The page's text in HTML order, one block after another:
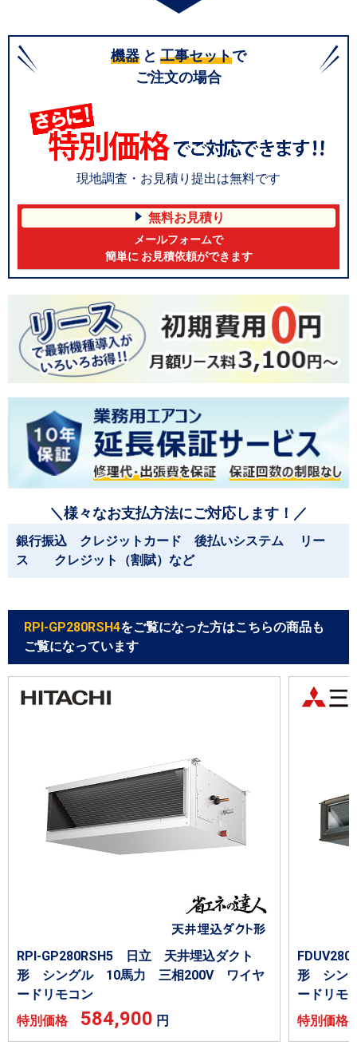
機器 と 工事セットで
ご注文の場合
現地調査・お見積り提出は無料です
無料お見積り
メールフォームで
簡単に お見積依頼ができます
＼様々なお支払方法にご対応します！／
銀行振込 クレジットカード 後払いシステム リー
ス クレジット（割賦）など
RPI-GP280RSH4をご覧になった方はこちらの商品も
ご覧になっています
RPI-GP280RSH5 日立 天井埋込ダクト
形 シングル 10馬力 三相200V ワイヤ
ードリモコン
特別価格 584,900 円
形 シン
ードリモ
特別価